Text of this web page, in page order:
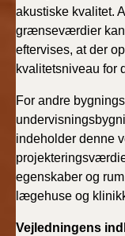
BR18 (1/1-4/
BR18 (1/7-
2018)
BR18 (1/1-
2018)
BR15 (2015-
2010)
akustiske kvalitet.
grænseværdier kan
eftervises, at der
kvalitetsniveau for
For andre
indeholder denne
egenskaber og
lægehuse og
Vejledningens